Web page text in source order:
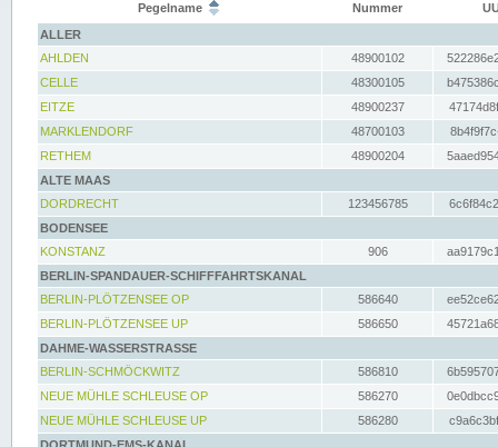
Pegelname Nummer
ALLER
AHLDEN
48900102
CELLE
48300105
EITZE
48900237
MARKLENDORF
48700103
RETHEM
48900204
ALTE MAAS
DORDRECHT
123456785
BODENSEE
KONSTANZ
906
BERLIN-SPANDAUER-SCHIFFFAHRTSKANAL
BERLIN-PLÖTZENSEE OP
586640
BERLIN-PLÖTZENSEE UP
586650
DAHME-WASSERSTRASSE
BERLIN-SCHMÖCKWITZ
586810
NEUE MÜHLE SCHLEUSE OP
586270
NEUE MÜHLE SCHLEUSE UP
586280